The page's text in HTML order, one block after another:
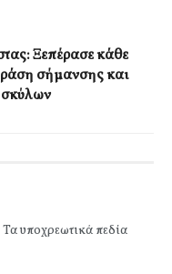
Ξεπέρασε κάθε
σήμανσης και
Τα υποχρεωτικά πεδία